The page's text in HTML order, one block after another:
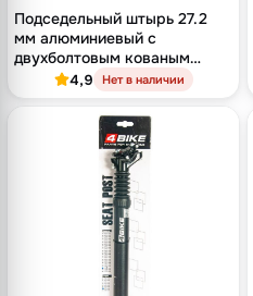
Подседельный штырь 27.2
мм алюминиевый с
двухболтовым кованым
замком, длина 400 мм,
оффсет 9 мм, чёрный
4,9 Нет в наличии